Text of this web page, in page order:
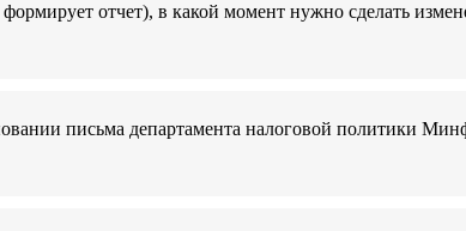
отчет), в какой момент нужно сделать
письма департамента налоговой политики